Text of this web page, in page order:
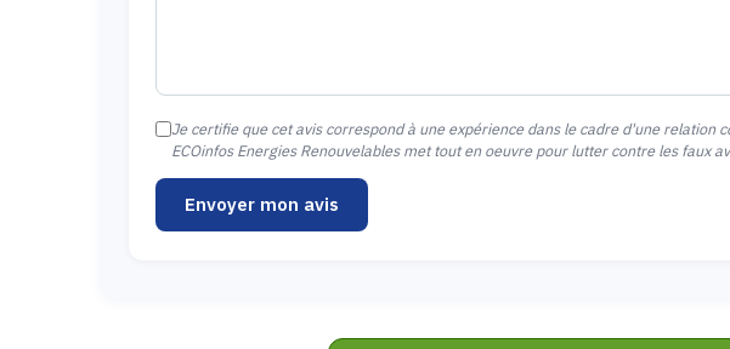
Je certifie que cet avis correspond à une expérience dans le cadre d'une relation
ECOinfos Energies Renouvelables met tout en oeuvre pour lutter contre les faux
Envoyer mon avis